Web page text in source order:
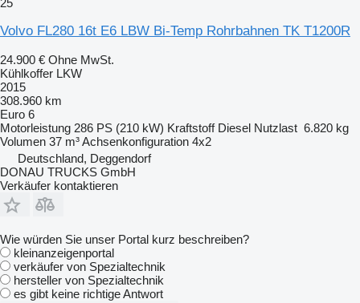
25
Volvo FL280 16t E6 LBW Bi-Temp Rohrbahnen TK T1200R
24.900 € Ohne MwSt.
Kühlkoffer LKW
2015
308.960 km
Euro 6
Motorleistung 286 PS (210 kW) Kraftstoff Diesel Nutzlast 6.820 kg
Volumen 37 m³Achsenkonfiguration 4x2
Deutschland, Deggendorf
DONAU TRUCKS GmbH
Verkäufer kontaktieren
Wie würden Sie unser Portal kurz beschreiben?
kleinanzeigenportal
verkäufer von Spezialtechnik
hersteller von Spezialtechnik
es gibt keine richtige Antwort